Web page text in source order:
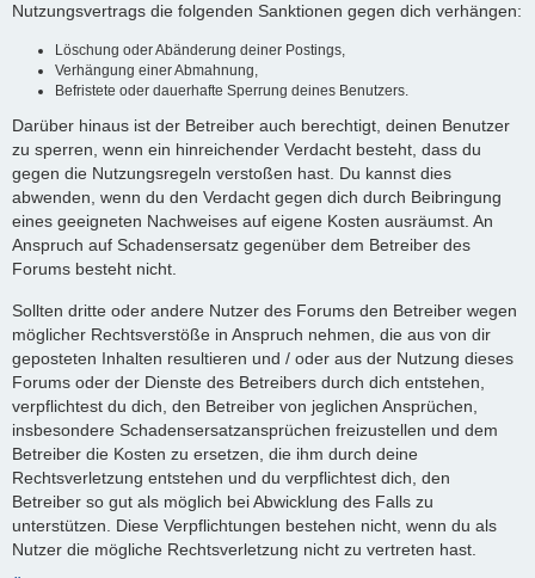
Nutzungsvertrags die folgenden Sanktionen gegen dich verhängen:
Löschung oder Abänderung deiner Postings,
Verhängung einer Abmahnung,
Befristete oder dauerhafte Sperrung deines Benutzers.
Darüber hinaus ist der Betreiber auch berechtigt, deinen Benutzer
zu sperren, wenn ein hinreichender Verdacht besteht, dass du
gegen die Nutzungsregeln verstoßen hast. Du kannst dies
abwenden, wenn du den Verdacht gegen dich durch Beibringung
eines geeigneten Nachweises auf eigene Kosten ausräumst. An
Anspruch auf Schadensersatz gegenüber dem Betreiber des
Forums besteht nicht.
Sollten dritte oder andere Nutzer des Forums den Betreiber wegen
möglicher Rechtsverstöße in Anspruch nehmen, die aus von dir
geposteten Inhalten resultieren und / oder aus der Nutzung dieses
Forums oder der Dienste des Betreibers durch dich entstehen,
verpflichtest du dich, den Betreiber von jeglichen Ansprüchen,
insbesondere Schadensersatzansprüchen freizustellen und dem
Betreiber die Kosten zu ersetzen, die ihm durch deine
Rechtsverletzung entstehen und du verpflichtest dich, den
Betreiber so gut als möglich bei Abwicklung des Falls zu
unterstützen. Diese Verpflichtungen bestehen nicht, wenn du als
Nutzer die mögliche Rechtsverletzung nicht zu vertreten hast.